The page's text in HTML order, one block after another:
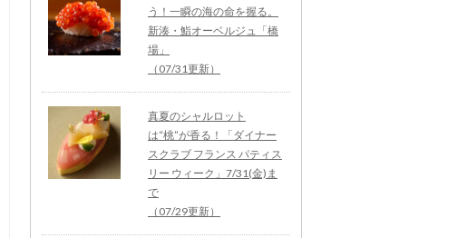
う！一瞬の海の命を握る。
新湊・鮨オーベルジュ「橋
場」
（07/31更新）
真夏のシャルロット
は“桃”が香る！「ダイナー
スクラブ フランス パティス
リー ウィーク」7/31(金)ま
で
（07/29更新）